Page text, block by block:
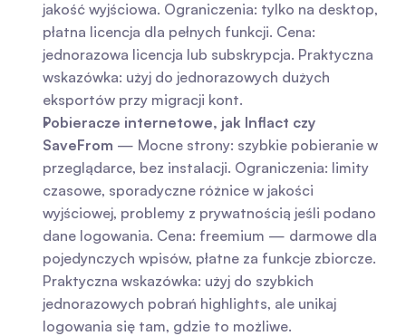
jakość wyjściowa. Ograniczenia: tylko na desktop,
płatna licencja dla pełnych funkcji. Cena:
jednorazowa licencja lub subskrypcja. Praktyczna
wskazówka: użyj do jednorazowych dużych
eksportów przy migracji kont.
Pobieracze internetowe, jak Inflact czy
SaveFrom — Mocne strony: szybkie pobieranie w
przeglądarce, bez instalacji. Ograniczenia: limity
czasowe, sporadyczne różnice w jakości
wyjściowej, problemy z prywatnością jeśli podano
dane logowania. Cena: freemium — darmowe dla
pojedynczych wpisów, płatne za funkcje zbiorcze.
Praktyczna wskazówka: użyj do szybkich
jednorazowych pobrań highlights, ale unikaj
logowania się tam, gdzie to możliwe.